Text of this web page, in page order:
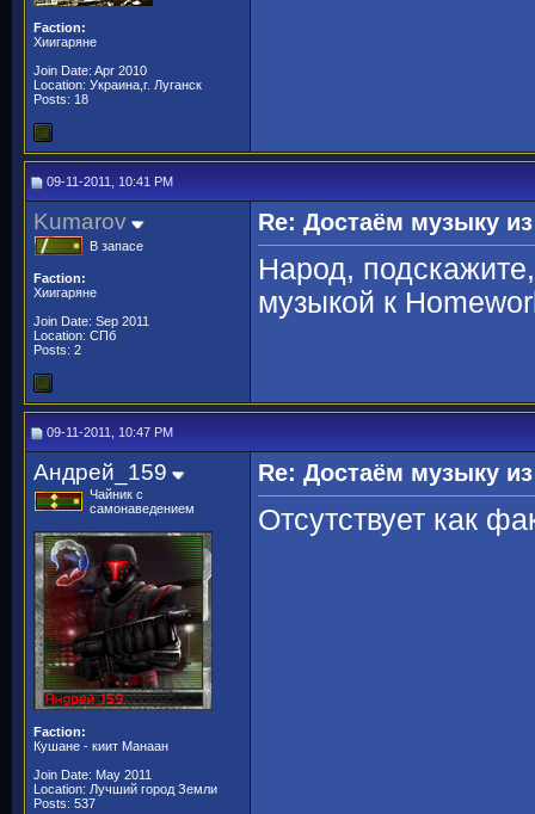
Faction:
Хиигаряне
Join Date: Apr 2010
Location: Украина,г. Луганск
Posts: 18
09-11-2011, 10:41 PM
Kumarov
В запасе
Faction:
Хиигаряне
Join Date: Sep 2011
Location: СПб
Posts: 2
Re: Достаём музыку
Народ,
музыкой к
09-11-2011, 10:47 PM
Андрей_159
Чайник с
самонаведением
Faction:
Кушане - киит Манаан
Join Date: May 2011
Location: Лучший город Земли
Posts: 537
Re: Достаём музыку
Отсутствует как